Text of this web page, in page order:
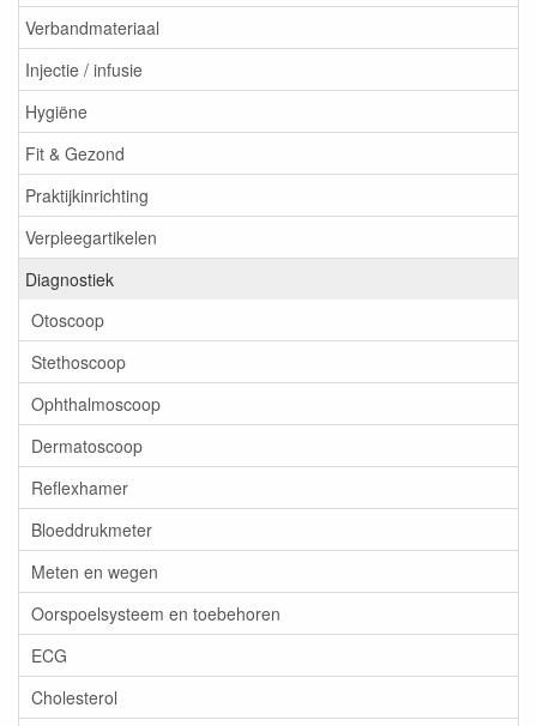
Verbandmateriaal
Injectie / infusie
Hygiëne
Fit & Gezond
Praktijkinrichting
Verpleegartikelen
Diagnostiek
Otoscoop
Stethoscoop
Ophthalmoscoop
Dermatoscoop
Reflexhamer
Bloeddrukmeter
Meten en wegen
Oorspoelsysteem en toebehoren
ECG
Cholesterol